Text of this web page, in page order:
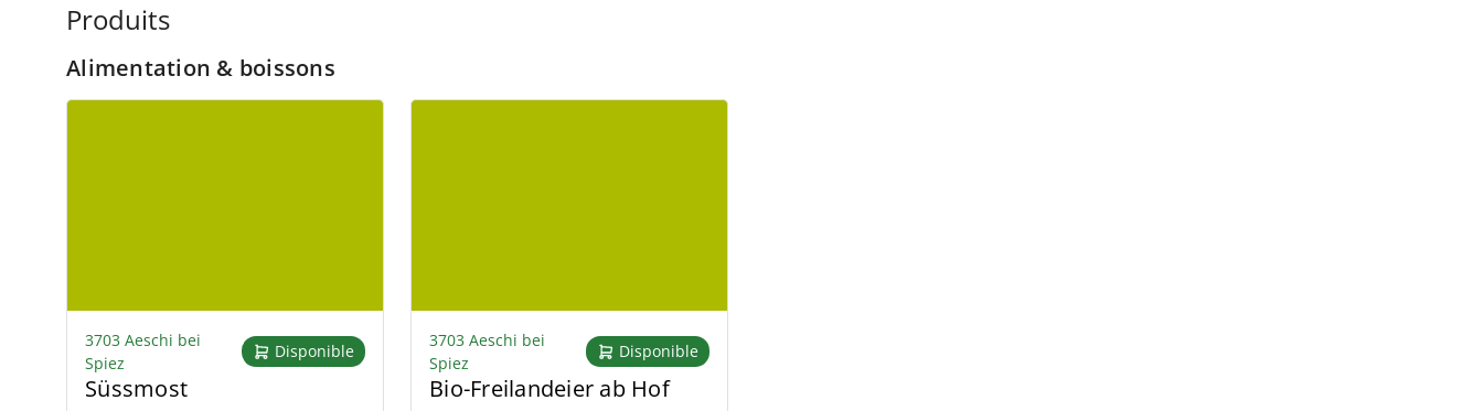
Produits
Alimentation & boissons
3703 Aeschi bei
Spiez
Disponible
Süssmost
3703 Aeschi bei
Spiez
Disponible
Bio-Freilandeier ab Hof